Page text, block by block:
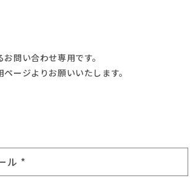
問い合わせ専用です。
ージよりお願いいたします。
ル *